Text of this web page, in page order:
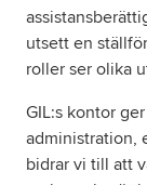
utsett en
roller ser olika
GIL:s kontor
administration,
bidrar vi till att